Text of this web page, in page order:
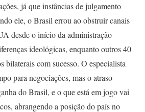
já que instâncias de julgamento
ele, o Brasil errou ao obstruir canais
desde o início da administração
ideológicas, enquanto outros 40
bilaterais com sucesso. O especialista
para negociações, mas o atraso
do Brasil, e o que está em jogo vai
abrangendo a posição do país no